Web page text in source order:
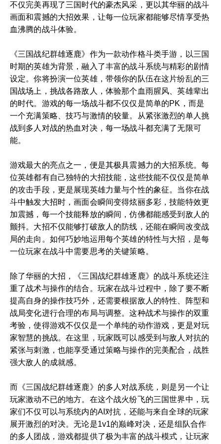
不仅完美再现了三国时代的豪杰风采，更以其华丽的战斗
画面和震撼的大招效果，让每一位玩家都能够尽情享受热
血沸腾的战斗体验。
《三国战纪群雄逐鹿》作为一款动作格斗类手游，以三国
时期的英雄为背景，融入了丰富的战斗系统与精彩的剧情
设定。你将扮演一位英雄，带领你的队伍在这片纷乱的三
国战场上，挑战各路敌人，体验那个血雨腥风、英雄辈出
的时代。游戏的每一场战斗都不仅仅是简单的PK，而是
一个充满策略、技巧与激情的较量。从紧张激烈的单人挑
战到多人对战的热血对决，每一场战斗都充满了无限可
能。
游戏最大的亮点之一，便是其极具震撼力的大招系统。每
位英雄都有自己独特的大招技能，这些技能不仅仅是简单
的攻击手段，更是展现英雄力量与个性的象征。当你在战
斗中触发大招时，画面会瞬间变得炫丽多彩，技能特效更
加震撼，每一个技能释放的瞬间，仿佛都能感受到敌人的
颤抖。大招不仅能够打破敌人的防线，还能在瞬间改变战
局的走向。如何巧妙地运用每个英雄的特性与大招，是每
一位玩家在战斗中需要思考的关键策略。
除了华丽的大招，《三国战纪群雄逐鹿》的战斗系统还注
重了战术与操作的结合。玩家在战斗过程中，除了要不断
提高自身的操作技巧外，还需要根据敌人的特性、阵型和
战局变化进行合理的布局与调整。这种战术与操作的双重
考验，使得游戏不仅仅是一个单纯的动作游戏，更是对玩
家智慧的挑战。在这里，玩家既可以感受到与敌人对抗的
紧张与刺激，也能享受通过策略与操作的完美配合，战胜
强大敌人的成就感。
而《三国战纪群雄逐鹿》的多人对战系统，则是另一个让
玩家激动不已的地方。在这个战火纷飞的三国世界中，玩
家们不仅可以与系统内的AI对抗，还能与来自全球的玩家
展开激烈的对决。无论是1v1的巅峰对决，还是组队合作
的多人团战，游戏都提供了极为丰富的战斗模式，让玩家